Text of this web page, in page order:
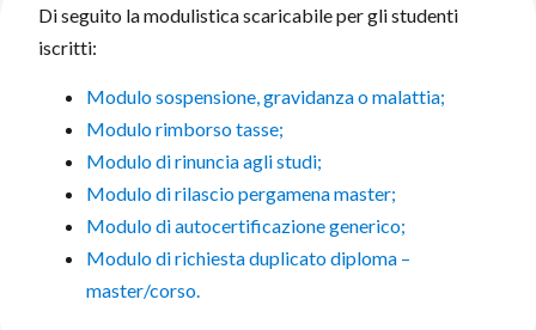
Di seguito la modulistica scaricabile per gli studenti
iscritti:
Modulo sospensione, gravidanza o malattia;
Modulo rimborso tasse;
Modulo di rinuncia agli studi;
Modulo di rilascio pergamena master;
Modulo di autocertificazione generico;
Modulo di richiesta duplicato diploma –
master/corso.